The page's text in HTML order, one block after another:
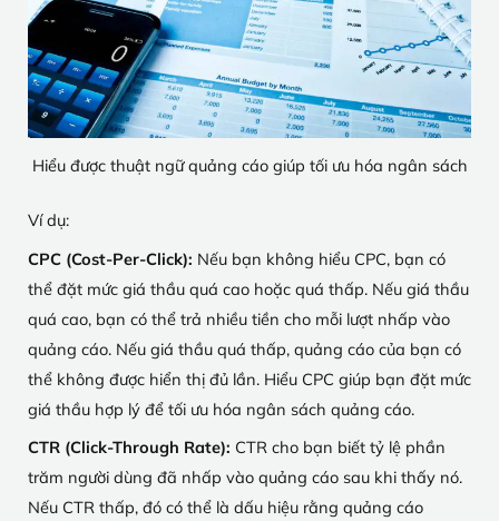
Hiểu được thuật ngữ quảng cáo giúp tối ưu hóa ngân sách
Ví dụ:
CPC (Cost-Per-Click): Nếu bạn không hiểu CPC, bạn có
thể đặt mức giá thầu quá cao hoặc quá thấp. Nếu giá thầu
quá cao, bạn có thể trả nhiều tiền cho mỗi lượt nhấp vào
quảng cáo. Nếu giá thầu quá thấp, quảng cáo của bạn có
thể không được hiển thị đủ lần. Hiểu CPC giúp bạn đặt mức
giá thầu hợp lý để tối ưu hóa ngân sách quảng cáo.
CTR (Click-Through Rate): CTR cho bạn biết tỷ lệ phần
trăm người dùng đã nhấp vào quảng cáo sau khi thấy nó.
Nếu CTR thấp, đó có thể là dấu hiệu rằng quảng cáo